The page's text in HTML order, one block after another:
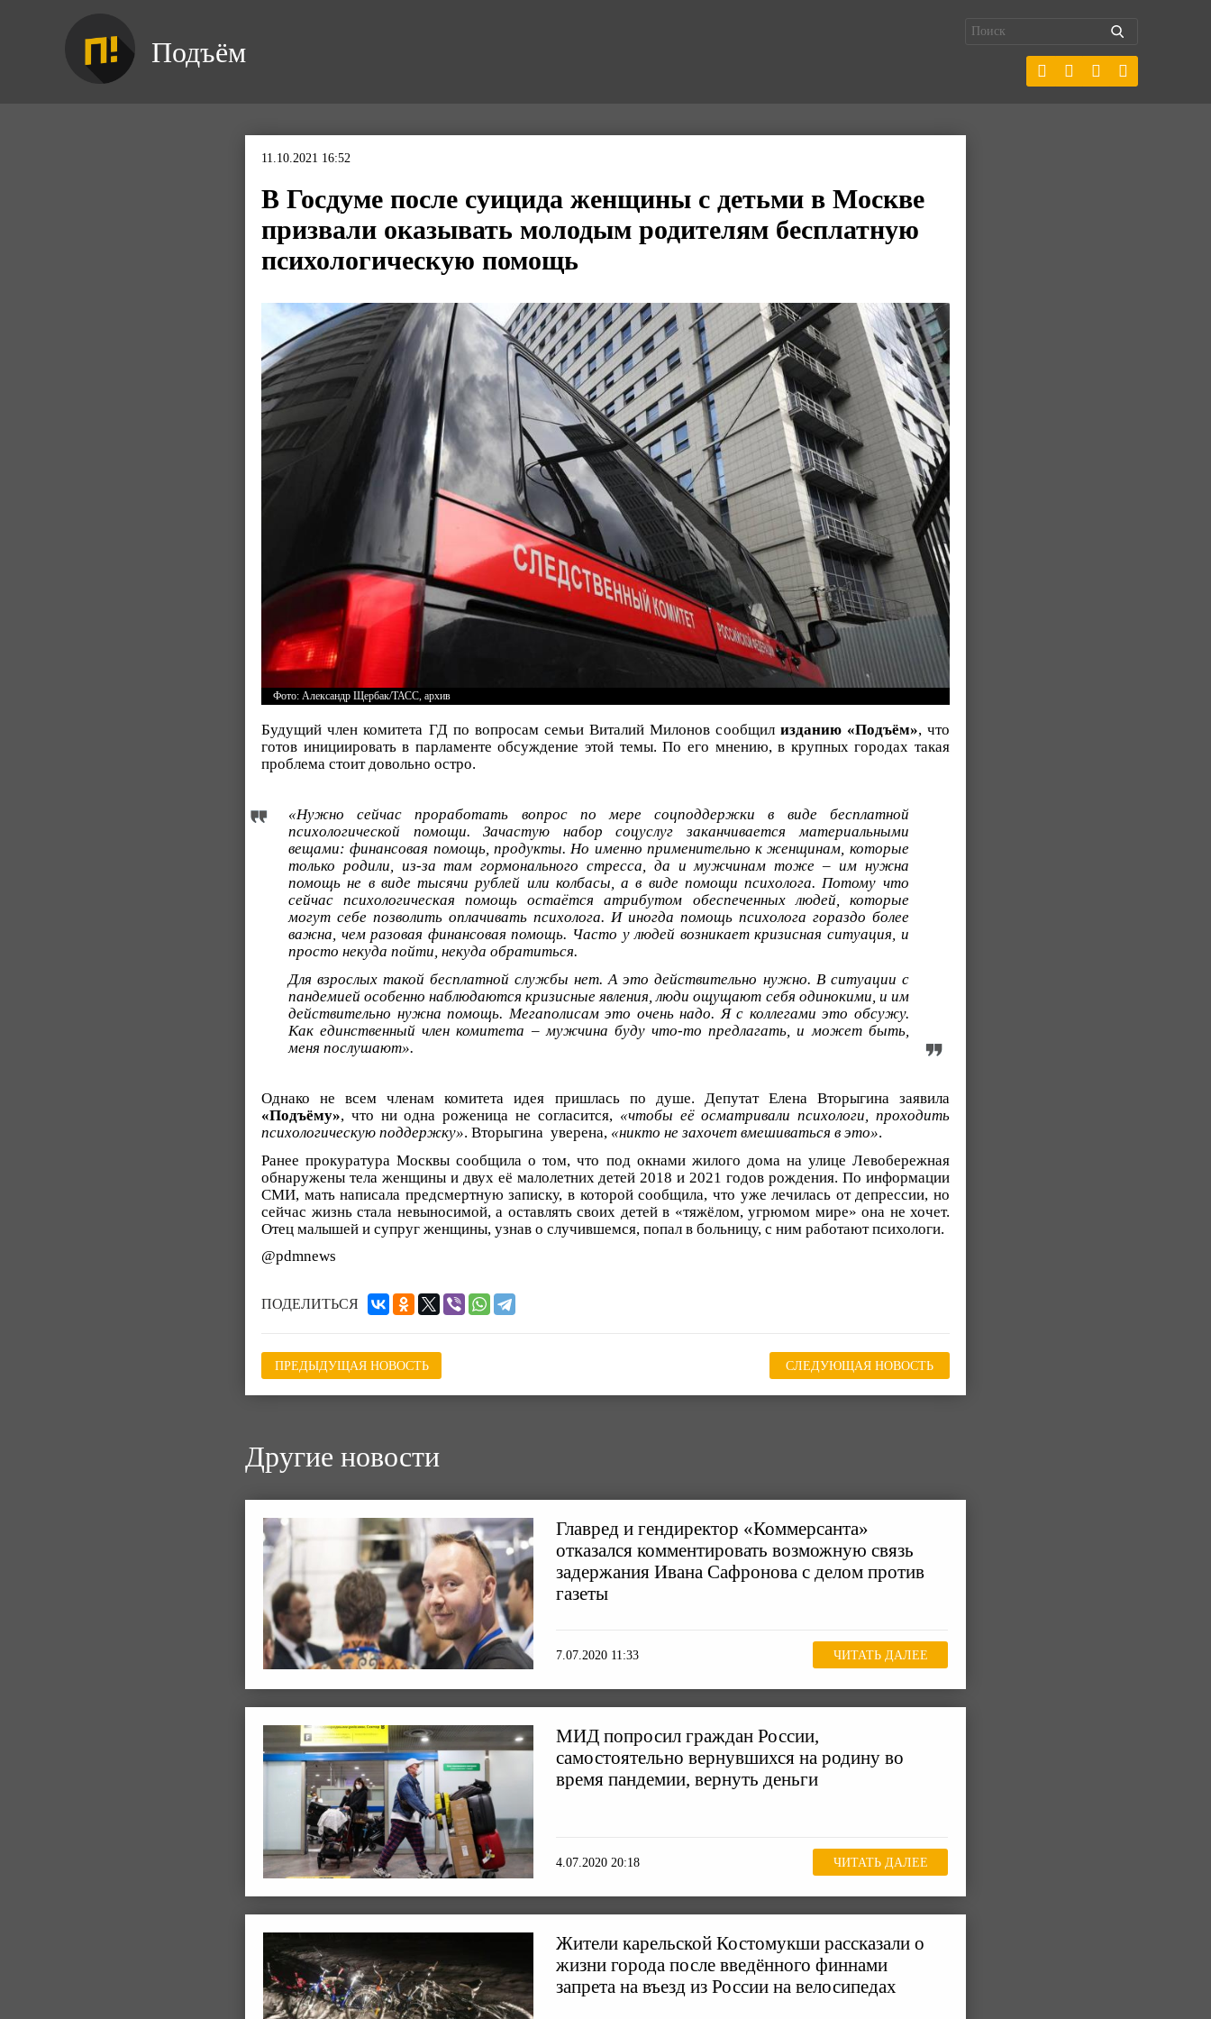
Подъём
11.10.2021 16:52
В Госдуме после суицида женщины с детьми в Москве
призвали оказывать молодым родителям бесплатную
психологическую помощь
Фото: Александр Щербак/ТАСС, архив
Будущий член комитета ГД по вопросам семьи Виталий Милонов сообщил изданию «Подъём», что
готов инициировать в парламенте обсуждение этой темы. По его мнению, в крупных городах такая
проблема стоит довольно остро.
«Нужно сейчас проработать вопрос по мере соцподдержки в виде бесплатной
психологической помощи. Зачастую набор соцуслуг заканчивается материальными
вещами: финансовая помощь, продукты. Но именно применительно к женщинам, которые
только родили, из-за там гормонального стресса, да и мужчинам тоже – им нужна
помощь не в виде тысячи рублей или колбасы, а в виде помощи психолога. Потому что
сейчас психологическая помощь остаётся атрибутом обеспеченных людей, которые
могут себе позволить оплачивать психолога. И иногда помощь психолога гораздо более
важна, чем разовая финансовая помощь. Часто у людей возникает кризисная ситуация, и
просто некуда пойти, некуда обратиться.
Для взрослых такой бесплатной службы нет. А это действительно нужно. В ситуации с
пандемией особенно наблюдаются кризисные явления, люди ощущают себя одинокими, и им
действительно нужна помощь. Мегаполисам это очень надо. Я с коллегами это обсужу.
Как единственный член комитета – мужчина буду что-то предлагать, и может быть,
меня послушают».
Однако не всем членам комитета идея пришлась по душе. Депутат Елена Вторыгина заявила
«Подъёму», что ни одна роженица не согласится, «чтобы её осматривали психологи, проходить
психологическую поддержку». Вторыгина уверена, «никто не захочет вмешиваться в это».
Ранее прокуратура Москвы сообщила о том, что под окнами жилого дома на улице Левобережная
обнаружены тела женщины и двух её малолетних детей 2018 и 2021 годов рождения. По информации
СМИ, мать написала предсмертную записку, в которой сообщила, что уже лечилась от депрессии, но
сейчас жизнь стала невыносимой, а оставлять своих детей в «тяжёлом, угрюмом мире» она не хочет.
Отец малышей и супруг женщины, узнав о случившемся, попал в больницу, с ним работают психологи.
@pdmnews
ПОДЕЛИТЬСЯ
ПРЕДЫДУЩАЯ НОВОСТЬ СЛЕДУЮЩАЯ НОВОСТЬ
Другие новости
Главред и гендиректор «Коммерсанта»
отказался комментировать возможную связь
задержания Ивана Сафронова с делом против
газеты
7.07.2020 11:33 ЧИТАТЬ ДАЛЕЕ
МИД попросил граждан России,
самостоятельно вернувшихся на родину во
время пандемии, вернуть деньги
4.07.2020 20:18 ЧИТАТЬ ДАЛЕЕ
Жители карельской Костомукши рассказали о
жизни города после введённого финнами
запрета на въезд из России на велосипедах